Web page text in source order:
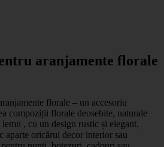
aranjamente florale
florale – un accesoriu
compoziții florale deosebite, naturale
, cu un design rustic și elegant,
aparte oricărui decor interior sau